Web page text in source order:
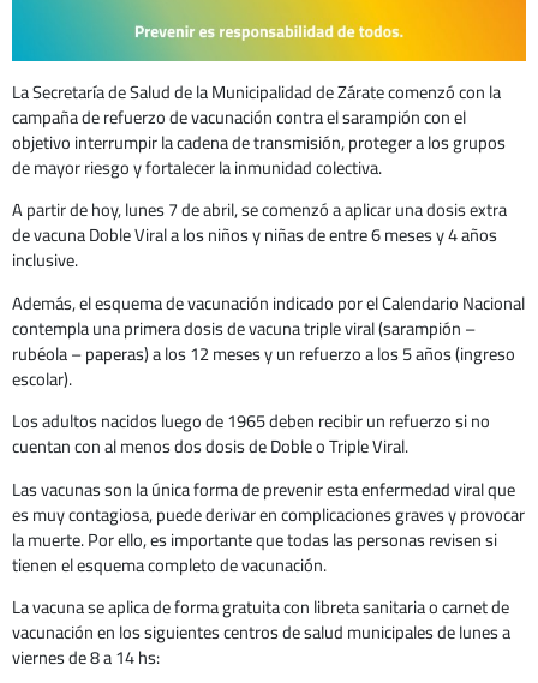
La Secretaría de Salud de la Municipalidad de Zárate comenzó con la
campaña de refuerzo de vacunación contra el sarampión con el
objetivo interrumpir la cadena de transmisión, proteger a los grupos
de mayor riesgo y fortalecer la inmunidad colectiva.
A partir de hoy, lunes 7 de abril, se comenzó a aplicar una dosis extra
de vacuna Doble Viral a los niños y niñas de entre 6 meses y 4 años
inclusive.
Además, el esquema de vacunación indicado por el Calendario Nacional
contempla una primera dosis de vacuna triple viral (sarampión –
rubéola – paperas) a los 12 meses y un refuerzo a los 5 años (ingreso
escolar).
Los adultos nacidos luego de 1965 deben recibir un refuerzo si no
cuentan con al menos dos dosis de Doble o Triple Viral.
Las vacunas son la única forma de prevenir esta enfermedad viral que
es muy contagiosa, puede derivar en complicaciones graves y provocar
la muerte. Por ello, es importante que todas las personas revisen si
tienen el esquema completo de vacunación.
La vacuna se aplica de forma gratuita con libreta sanitaria o carnet de
vacunación en los siguientes centros de salud municipales de lunes a
viernes de 8 a 14 hs: